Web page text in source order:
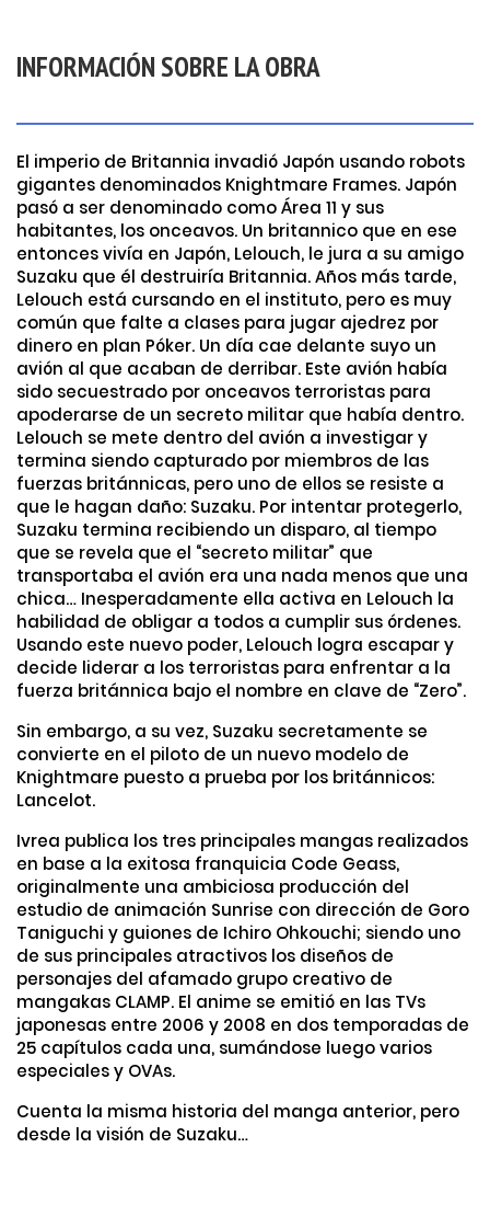
INFORMACIÓN SOBRE LA OBRA
El imperio de Britannia invadió Japón usando robots
gigantes denominados Knightmare Frames. Japón
pasó a ser denominado como Área 11 y sus
habitantes, los onceavos. Un britannico que en ese
entonces vivía en Japón, Lelouch, le jura a su amigo
Suzaku que él destruiría Britannia. Años más tarde,
Lelouch está cursando en el instituto, pero es muy
común que falte a clases para jugar ajedrez por
dinero en plan Póker. Un día cae delante suyo un
avión al que acaban de derribar. Este avión había
sido secuestrado por onceavos terroristas para
apoderarse de un secreto militar que había dentro.
Lelouch se mete dentro del avión a investigar y
termina siendo capturado por miembros de las
fuerzas británnicas, pero uno de ellos se resiste a
que le hagan daño: Suzaku. Por intentar protegerlo,
Suzaku termina recibiendo un disparo, al tiempo
que se revela que el “secreto militar” que
transportaba el avión era una nada menos que una
chica… Inesperadamente ella activa en Lelouch la
habilidad de obligar a todos a cumplir sus órdenes.
Usando este nuevo poder, Lelouch logra escapar y
decide liderar a los terroristas para enfrentar a la
fuerza británnica bajo el nombre en clave de “Zero”.
Sin embargo, a su vez, Suzaku secretamente se
convierte en el piloto de un nuevo modelo de
Knightmare puesto a prueba por los británnicos:
Lancelot.
Ivrea publica los tres principales mangas realizados
en base a la exitosa franquicia Code Geass,
originalmente una ambiciosa producción del
estudio de animación Sunrise con dirección de Goro
Taniguchi y guiones de Ichiro Ohkouchi; siendo uno
de sus principales atractivos los diseños de
personajes del afamado grupo creativo de
mangakas CLAMP. El anime se emitió en las TVs
japonesas entre 2006 y 2008 en dos temporadas de
25 capítulos cada una, sumándose luego varios
especiales y OVAs.
Cuenta la misma historia del manga anterior, pero
desde la visión de Suzaku…